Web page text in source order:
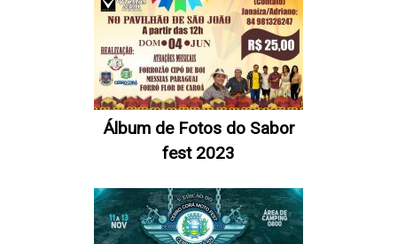
Álbum de Fotos do Sabor
fest 2023